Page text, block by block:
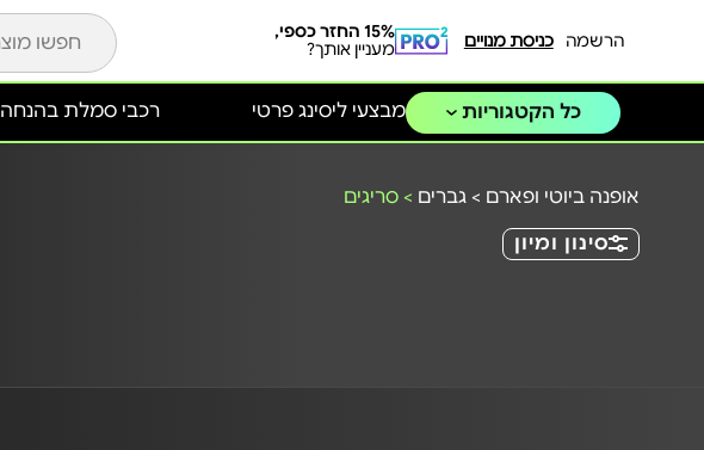
הרשמה כניסת מנויים
15% החזר כספי,
מעניין אותך?
כל הקטגוריות מבצעי ליסינג פרטי רכבי סמלת בהנחה
אופנה ביוטי ופארם > גברים > סריגים
סינון ומיון